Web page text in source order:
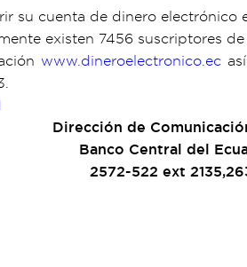
su cuenta de dinero
existen 7456 suscriptores
www.dineroelectronico.ec
Dirección de
Banco Central del
2572-522 ext